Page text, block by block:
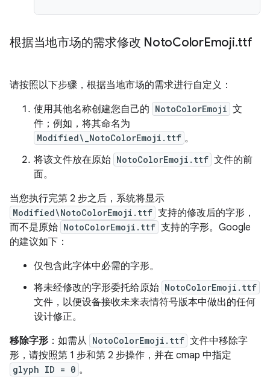
根据当地市场的需求修改 NotoColorEmoji.ttf
请按照以下步骤，根据当地市场的需求进行自定义：
使用其他名称创建您自己的 NotoColorEmoji 文
件；例如，将其命名为
Modified\_NotoColorEmoji.ttf 。
将该文件放在原始 NotoColorEmoji.ttf 文件的前
面。
当您执行完第 2 步之后，系统将显示
Modified\NotoColorEmoji.ttf 支持的修改后的字形，
而不是原始 NotoColorEmoji.ttf 支持的字形。Google
的建议如下：
仅包含此字体中必需的字形。
将未经修改的字形委托给原始 NotoColorEmoji.ttf
文件，以便设备接收未来表情符号版本中做出的任何
设计修正。
移除字形 ：如需从 NotoColorEmoji.ttf 文件中移除字
形，请按照第 1 步和第 2 步操作，并在 cmap 中指定
glyph ID = 0 。